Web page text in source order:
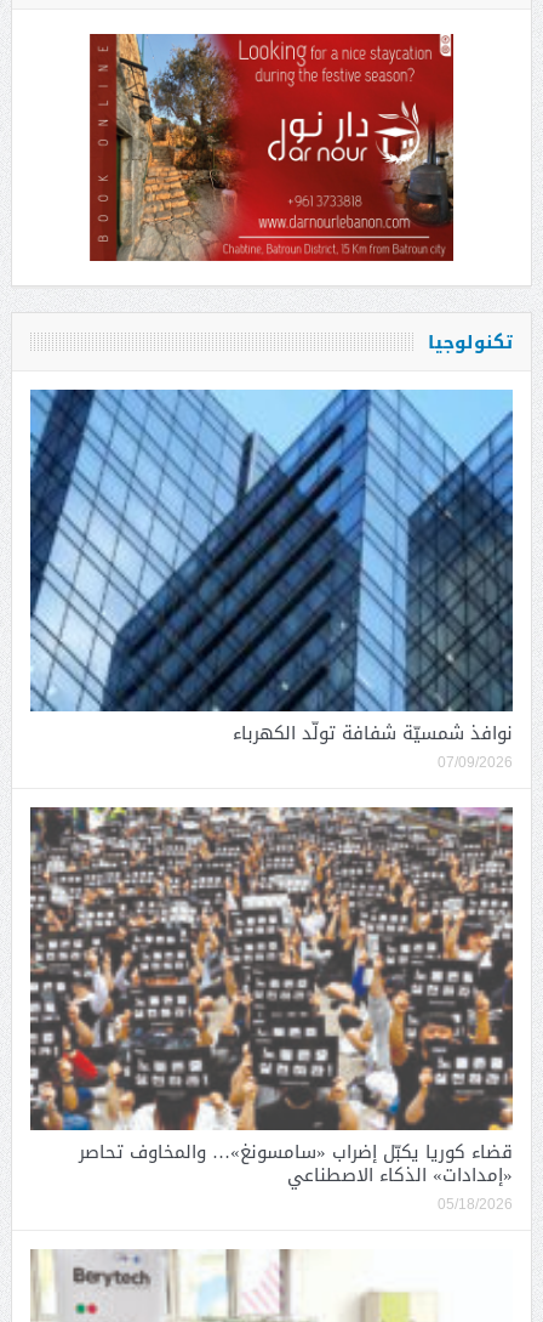
تكنولوجيا
نوافذ شمسيّة شفافة تولّد الكهرباء
07/09/2026
قضاء كوريا يكبّل إضراب «سامسونغ»… والمخاوف تحاصر
«إمدادات» الذكاء الاصطناعي
05/18/2026